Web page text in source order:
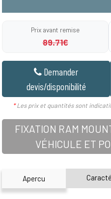
Prix avant remise
89.71€
Demander
devis/disponibilité
*Les prix et quantités sont
FIXATION RAM
VÉHICULE ET
Apercu